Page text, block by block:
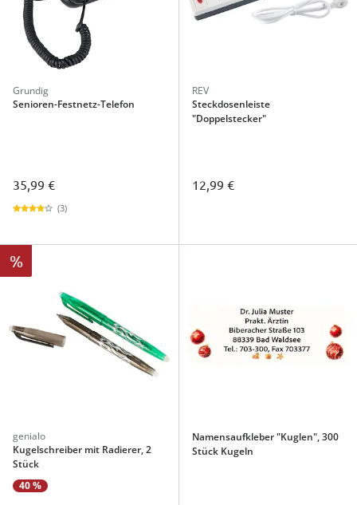
Grundig
Senioren-Festnetz-Telefon
35,99 €
(3)
REV
Steckdosenleiste
"Doppelstecker"
12,99 €
%
genialo
Kugelschreiber mit Radierer, 2
Stück
40 %
Namensaufkleber "Kuglen", 300
Stück Kugeln